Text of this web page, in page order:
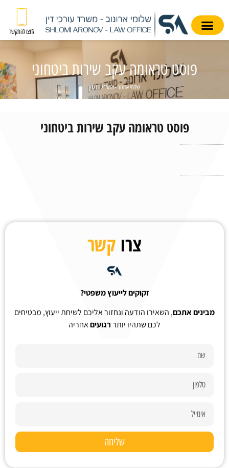
לחצו להתקשר
פוסט טראומה עקב שירות ביטחוני
שלומי ארונוב - משרד עורכי דין
פוסט טראומה עקב שירות ביטחוני
צרו קשר
זקוקים לייעוץ משפטי?
מבינים אתכם, השאירו הודעה ונחזור אליכם לשיחת ייעוץ, מבטיחים
לכם שתהיו יותררגועיםאחריה
שליחה